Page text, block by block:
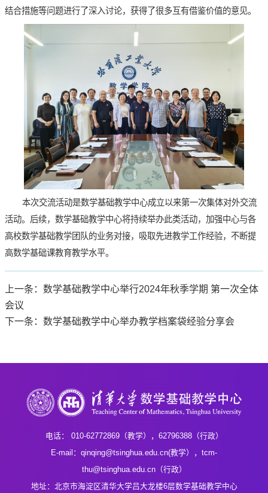
结合措施等问题进行了深入讨论，获得了很多互有借鉴价值的意见。
本次交流活动是数学基础教学中心成立以来第一次集体对外交流
活动。后续，数学基础教学中心将持续举办此类活动，加强中心与各
高校数学基础教学团队的业务对接，吸取先进教学工作经验，不断提
高数学基础课教育教学水平。
上一条：数学基础教学中心举行2024年秋季学期 第一次全体
会议
下一条：数学基础教学中心举办教学档案袋经验分享会
电话： 010-62772869（教学），62796388（行政）
E-mail：qinqing@tsinghua.edu.cn(教学），tcm-
thu@tsinghua.edu.cn（行政）
地址：北京市海淀区清华大学吕大龙楼6层数学基础教学中心